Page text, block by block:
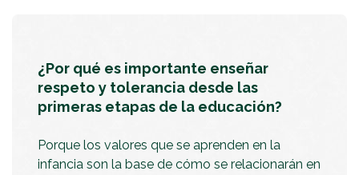
¿Por qué es importante enseñar
respeto y tolerancia desde las
primeras etapas de la educación?
Porque los valores que se aprenden en la
infancia son la base de cómo se relacionarán en